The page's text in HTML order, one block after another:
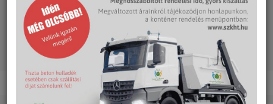
Főoldal Rólunk Pályázatok
KEOP-4.10.0/C